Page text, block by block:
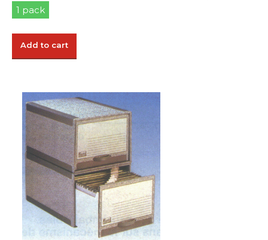
1 pack
Add to cart